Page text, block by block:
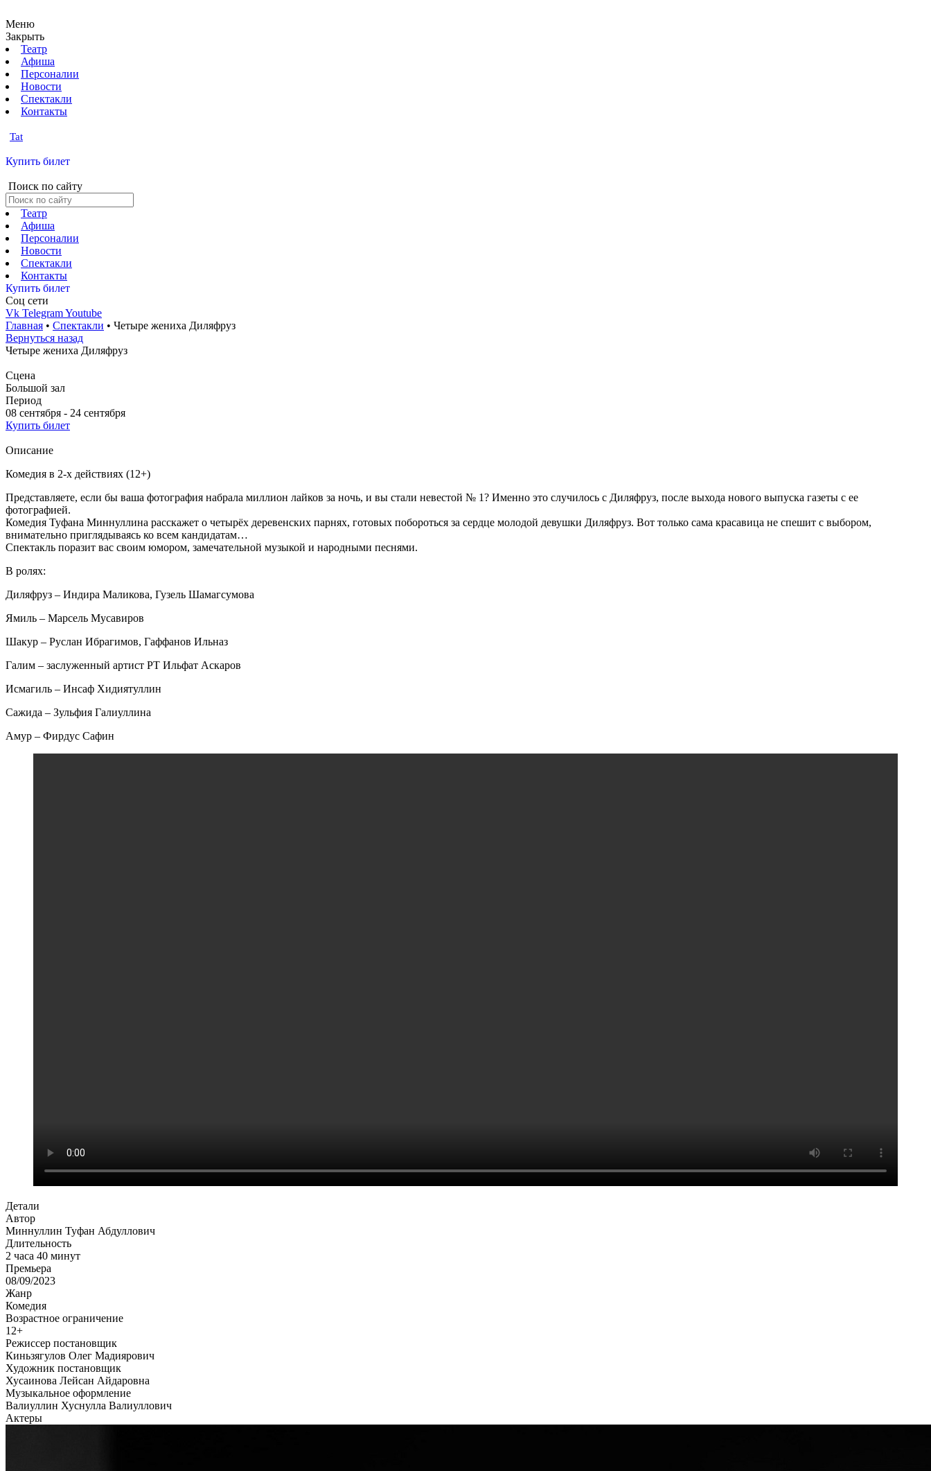
Меню
Закрыть
Театр
Афиша
Персоналии
Новости
Спектакли
Контакты
Tat
Купить билет
Поиск по сайту
Театр
Афиша
Персоналии
Новости
Спектакли
Контакты
Купить билет
Соц cети
Vk TelegramYoutube
Главная • Спектакли • Четыре жениха Диляфруз
Вернуться назад
Четыре жениха Диляфруз
Сцена
Большой зал
Период
08 сентября - 24 сентября
Купить билет
Описание
Комедия в 2-х действиях (12+)
Представляете, если бы ваша фотография набрала миллион лайков за ночь, и вы стали невестой № 1? Именно это случилось с Диляфруз, после выхода нового выпуска газеты с ее
фотографией.
Комедия Туфана Миннуллина расскажет о четырёх деревенских парнях, готовых побороться за сердце молодой девушки Диляфруз. Вот только сама красавица не спешит с выбором,
внимательно приглядываясь ко всем кандидатам…
Спектакль поразит вас своим юмором, замечательной музыкой и народными песнями.
В ролях:
Диляфруз – Индира Маликова, Гузель Шамагсумова
Ямиль – Марсель Мусавиров
Шакур – Руслан Ибрагимов, Гаффанов Ильназ
Галим – заслуженный артист РТ Ильфат Аскаров
Исмагиль – Инсаф Хидиятуллин
Сажида – Зульфия Галиуллина
Амур – Фирдус Сафин
Детали
Автор
Миннуллин Туфан Абдуллович
Длительность
2 часа 40 минут
Премьера
08/09/2023
Жанр
Комедия
Возрастное ограничение
12+
Режиссер постановщик
Киньзягулов Олег Мадиярович
Художник постановщик
Хусаинова Лейсан Айдаровна
Музыкальное оформление
Валиуллин Хуснулла Валиуллович
Актеры